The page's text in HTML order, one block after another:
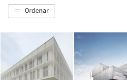
Ordenar